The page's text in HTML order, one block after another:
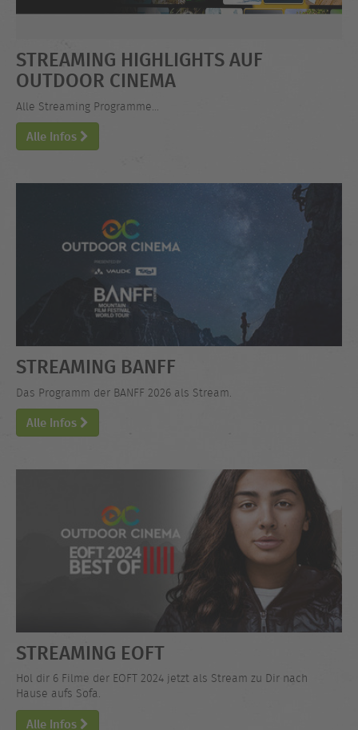
STREAMING HIGHLIGHTS AUF
OUTDOOR CINEMA
Alle Streaming Programme...
Alle Infos
STREAMING BANFF
Das Programm der BANFF 2026 als Stream.
Alle Infos
STREAMING EOFT
Hol dir 6 Filme der EOFT 2024 jetzt als Stream zu Dir nach
Hause aufs Sofa.
Alle Infos